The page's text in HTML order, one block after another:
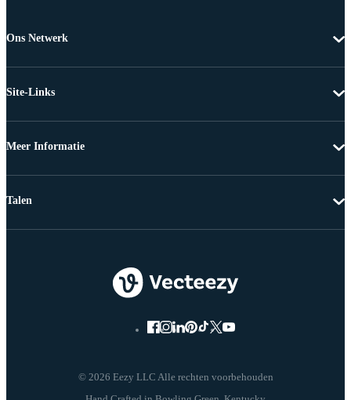
Ons Netwerk
Site-Links
Meer Informatie
© 2026 Eezy LLC Alle rechten voorbehouden
Talen